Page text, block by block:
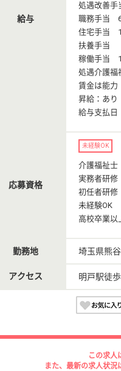
給与
処遇改善手
職務手当
住宅手当
扶養手当
稼働手当
処遇介護
賃金は能力
昇給：あり
給与支払
応募資格
未経験OK
介護福祉士
実務者研修
初任者研修
未経験OK
高校卒業以
勤務地 埼玉県熊
アクセス 明戸駅徒
この求人
また、最新の求人状